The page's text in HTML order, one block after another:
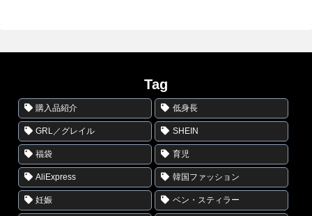
Tag
購入品紹介 低身長
GRL／グレイル SHEIN
福袋 育児
AliExpress 韓国ファッション
妊娠 ベン・スティラー